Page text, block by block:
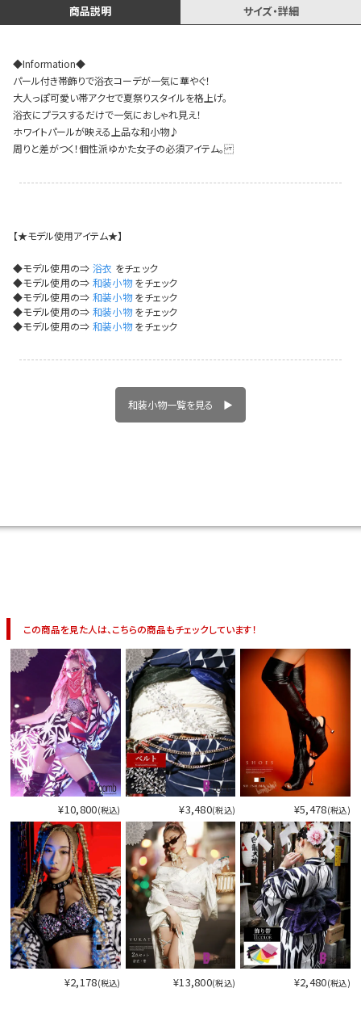
スタッフコーディネート
イベント一覧
今活躍している多ジャンルダンサーさん×bombshellコラボ特集
今活
商品説明 サイズ・詳細
◆Information◆
パール付き帯飾りで浴衣コーデが一気に華やぐ！
大人っぽ可愛い帯アクセで夏祭りスタイルを格上げ。
浴衣にプラスするだけで一気におしゃれ見え！
ホワイトパールが映える上品な和小物♪
周りと差がつく！個性派ゆかた女子の必須アイテム。
【★モデル使用アイテム★】
◆モデル使用の⇒ 浴衣 をチェック
◆モデル使用の⇒ 和装小物をチェック
◆モデル使用の⇒ 和装小物をチェック
◆モデル使用の⇒ 和装小物をチェック
◆モデル使用の⇒ 和装小物をチェック
和装小物一覧を見る ▶
この商品を見た人は、こちらの商品もチェックしています！
¥10,800(税込) ¥3,480(税込) ¥5,478(税込)
¥2,178(税込) ¥13,800(税込) ¥2,480(税込)